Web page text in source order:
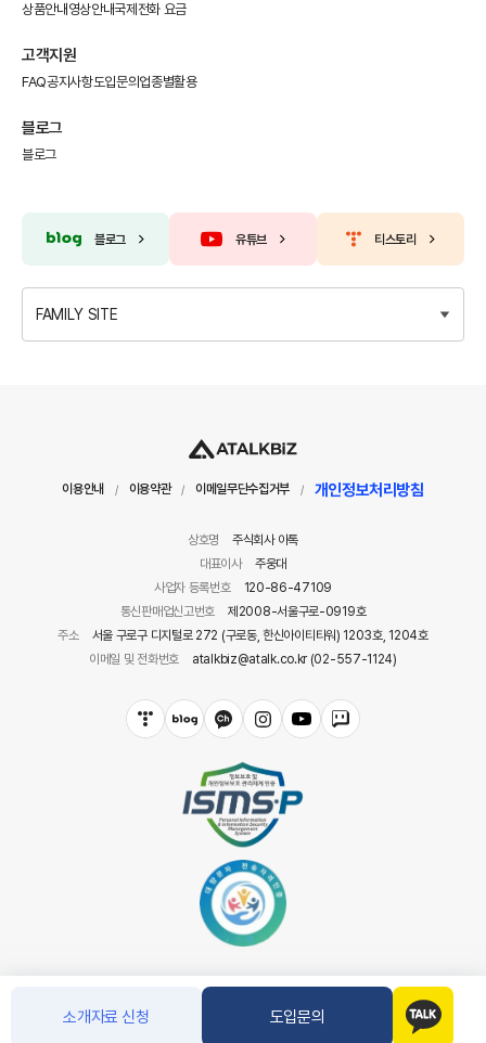
소개자료 신청 도입문의
상품안내 영상안내국제전화 요금
고객지원
FAQ공지사항도입문의 업종별활용
블로그
블로그
블로그 유튜브 티스토리
FAMILY SITE
이용안내 / 이용약관 / 이메일무단수집거부 / 개인정보처리방침
상호명
주식회사 아톡
대표이사
주웅대
사업자 등록번호
120-86-47109
통신판매업신고번호
제2008-서울구로-0919호
주소
서울 구로구 디지털로 272 (구로동, 한신아이티타워) 1203호, 1204호
이메일 및 전화번호
atalkbiz@atalk.co.kr (02-557-1124)
COPYRIGHT(C) 아톡. CO.LTD ALL RIGHT RESERVED.